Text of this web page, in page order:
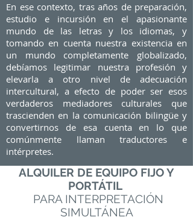
En ese contexto, tras años de preparación,
estudio e incursión en el apasionante
mundo de las letras y los idiomas, y
tomando en cuenta nuestra existencia en
un mundo completamente globalizado,
debíamos legitimar nuestra profesión y
elevarla a otro nivel de adecuación
intercultural, a efecto de poder ser esos
verdaderos mediadores culturales que
trascienden en la comunicación bilingüe y
convertirnos de esa cuenta en lo que
comúnmente llaman traductores e
intérpretes.
ALQUILER DE EQUIPO FIJO Y
PORTÁTIL
PARA INTERPRETACIÓN
SIMULTÁNEA